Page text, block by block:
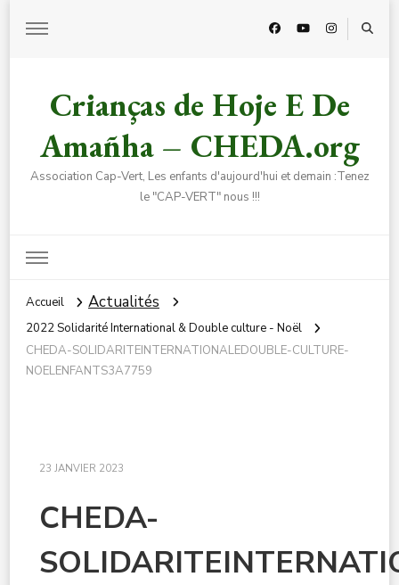
Crianças de Hoje E De
Amañha – CHEDA.org
Association Cap-Vert, Les enfants d'aujourd'hui et demain :Tenez
le "CAP-VERT" nous !!!
Accueil Actualités
2022 Solidarité International & Double culture - Noël
CHEDA-SOLIDARITEINTERNATIONALEDOUBLE-CULTURE-
NOELENFANTS3A7759
23 JANVIER 2023
CHEDA-